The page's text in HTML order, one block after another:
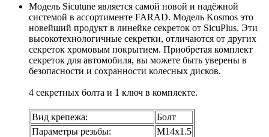
Модель Sicutune является самой новой и надёжной
системой в ассортименте FARAD. Модель Kosmos это
новейший продукт в линейке секреток от SicuPlus. Эти
высокотехнологичные секретки, отличаются от других
секреток хромовым покрытием. Приобретая комплект
секреток для автомобиля, вы можете быть уверены в
безопасности и сохранности колесных дисков.
4 секретных болта и 1 ключ в комплекте.
Вид крепежа:
Болт
Параметры резьбы:
М14х1.5